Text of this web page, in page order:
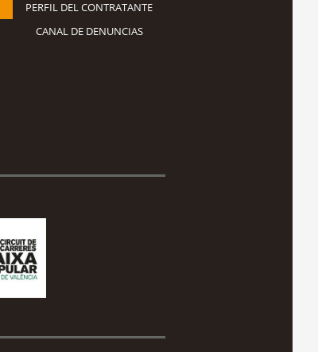
PERFIL DEL CONTRATANTE
CANAL DE DENUNCIAS